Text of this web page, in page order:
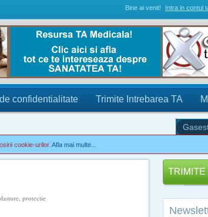
Bine ai venit! Intra in contul
confidentialitate Trimite Intrebarea TA
cookie-urilor. Afla mai multe...
, protectie